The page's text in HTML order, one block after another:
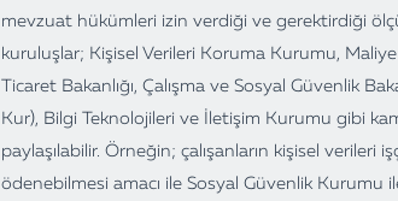
mevzuat hükümleri izin verdiği ve gerektirdiği
kuruluşlar; Kişisel Verileri Koruma Kurumu, Maliye
Ticaret Bakanlığı, Çalışma ve Sosyal Güvenlik
Kur), Bilgi Teknolojileri ve İletişim Kurumu gibi
paylaşılabilir. Örneğin; çalışanların kişisel verileri
ödenebilmesi amacı ile Sosyal Güvenlik Kurumu